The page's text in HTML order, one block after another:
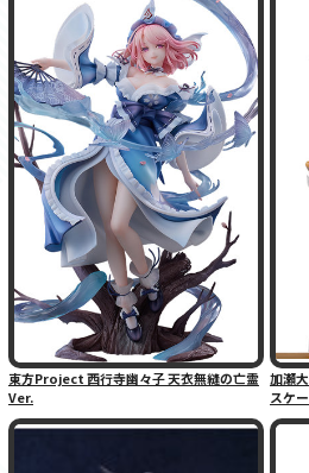
東方Project 西行寺幽々子 天衣無縫の亡霊
Ver.
加瀬
スケ